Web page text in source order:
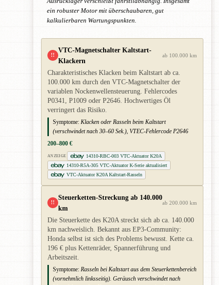
ein robuster Motor mit überschaubaren, gut
kalkulierbaren Wartungspunkten.
!!
VTC-Magnetschalter Kaltstart-
Klackern
ab 100.000 km
Charakteristisches Klacken beim Kaltstart ab ca.
100.000 km durch den VTC-Magnetschalter der
variablen Nockenwellensteuerung. Fehlercodes
P0341, P1009 oder P2646. Hochwertiges Öl
verringert das Risiko.
Symptome: Klacken oder Rasseln beim Kaltstart
(verschwindet nach 30–60 Sek.), VTEC-Fehlercode P2646
200–800 €
ANZEIGE
14310-RBC-003 VTC-Aktuator K20A
14310-R5A-305 VTC-Aktuator K-Serie aktualisiert
VTC-Aktuator K20A Kaltstart-Rasseln
!!
Steuerketten-Streckung ab 140.000
km
ab 200.000 km
Die Steuerkette des K20A streckt sich ab ca. 140.000
km nachweislich. Bekannt aus EP3-Community:
Honda selbst ist sich des Problems bewusst. Kette ca.
196 € plus Kettenräder, Spannerführung und
Arbeitszeit.
Symptome: Rasseln bei Kaltstart aus dem Steuerkettenbereich
(vornehmlich linksseitig). Geräusch verschwindet nach